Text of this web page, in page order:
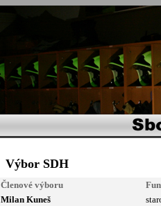
Výbor SDH
Členové výboru
Milan Kuneš